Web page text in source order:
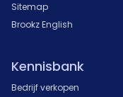
Sitemap
Brookz English
Kennisbank
Bedrijf verkopen